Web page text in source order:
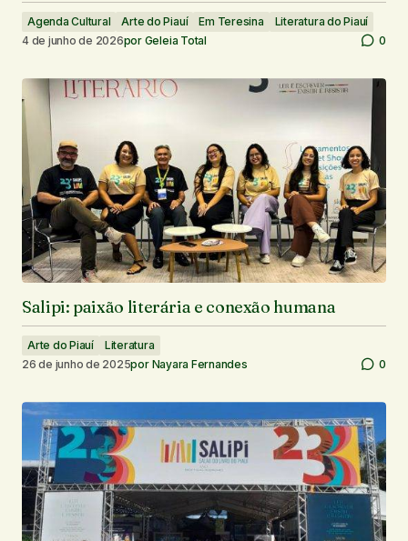
Agenda Cultural Arte do Piauí Em Teresina
Literatura do Piauí
4 de junho de 2026por Geleia Total 0
Salipi: paixão literária e conexão humana
Arte do Piauí
Literatura
26 de junho de 2025por Nayara Fernandes 0